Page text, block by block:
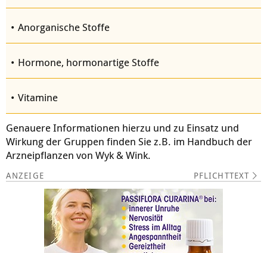
Anorganische Stoffe
Hormone, hormonartige Stoffe
Vitamine
Genauere Informationen hierzu und zu Einsatz und
Wirkung der Gruppen finden Sie z.B. im Handbuch der
Arzneipflanzen von Wyk & Wink.
PFLICHTTEXT